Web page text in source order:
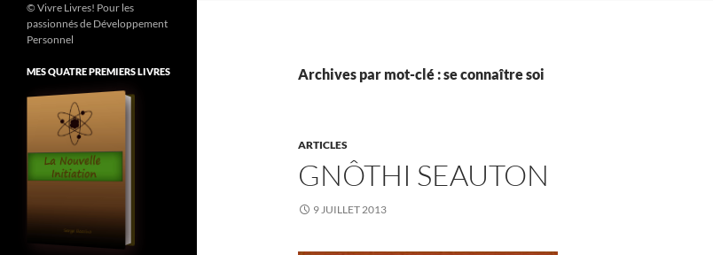
Archives par mot-clé : se connaître soi
ARTICLES
GNÔTHI SEAUTON
9 JUILLET 2013
© Vivre Livres! Pour les
passionnés de Développement
Personnel
MES QUATRE PREMIERS LIVRES